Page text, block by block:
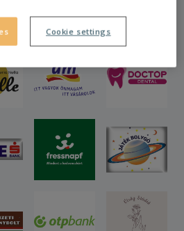
Cookie settings